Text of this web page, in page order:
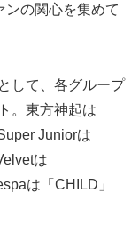
ンの関心を集めて
して、各グループ
。東方神起は
Juniorは
は
は「CHILD」